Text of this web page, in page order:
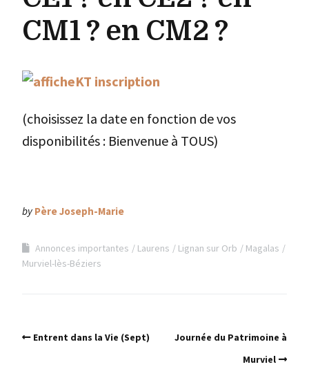
CM1 ? en CM2 ?
(choisissez la date en fonction de vos
disponibilités : Bienvenue à TOUS)
by Père Joseph-Marie
Annonces importantes Laurens Lignan sur Orb
Magalas
Murviel-lès-Béziers
Entrent dans la Vie (Sept)
Journée du Patrimoine à
Murviel